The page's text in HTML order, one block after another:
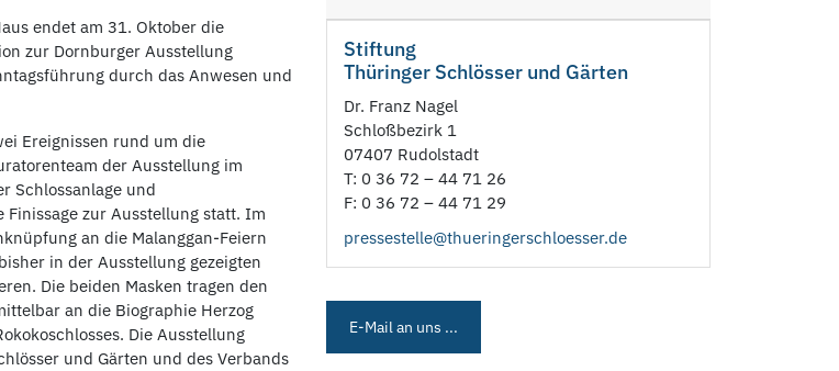
endet am 31. Oktober die
zur Dornburger Ausstellung
durch das Anwesen und
Ereignissen rund um die
der Ausstellung im
Schlossanlage und
Finissage zur Ausstellung statt. Im
an die Malanggan-Feiern
in der Ausstellung gezeigten
Die beiden Masken tragen den
an die Biographie Herzog
Die Ausstellung
und Gärten und des Verbands
Stiftung
Thüringer Schlösser und Gärten
Dr. Franz Nagel
Schloßbezirk 1
07407 Rudolstadt
T: 0 36 72 – 44 71 26
F: 0 36 72 – 44 71 29
pressestelle@thueringerschloesser.de
E-Mail an uns ...